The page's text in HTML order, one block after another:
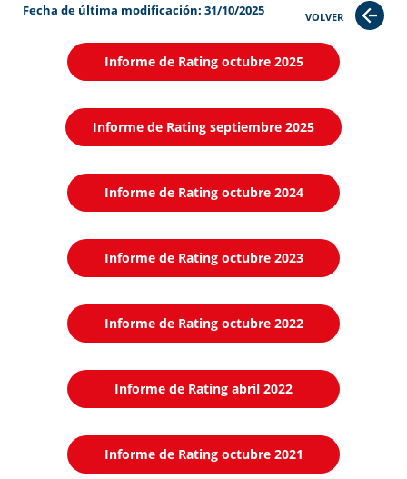
VOLVER
Fecha de última modificación: 31/10/2025
Informe de Rating octubre 2025
Informe de Rating septiembre 2025
Informe de Rating octubre 2024
Informe de Rating octubre 2023
Informe de Rating octubre 2022
Informe de Rating abril 2022
Informe de Rating octubre 2021